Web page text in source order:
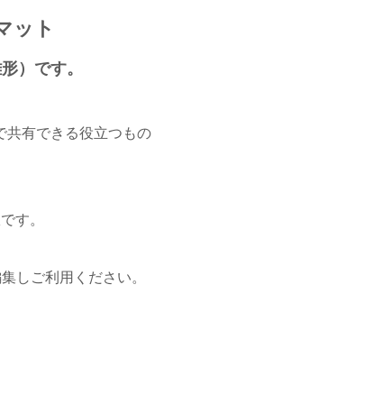
ット
）です。
共有できる役立つもの
す。
しご利用ください。